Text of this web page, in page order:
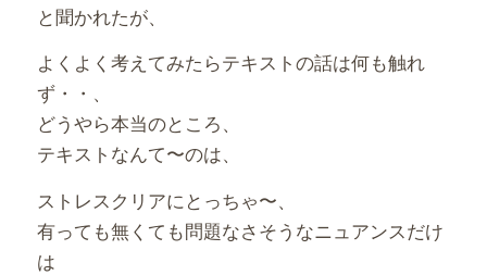
と聞かれたが、
よくよく考えてみたらテキストの話は何も触れ
ず・・、
どうやら本当のところ、
テキストなんて〜のは、
ストレスクリアにとっちゃ〜、
有っても無くても問題なさそうなニュアンスだけ
は